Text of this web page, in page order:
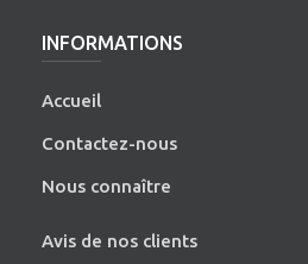
INFORMATIONS
Accueil
Contactez-nous
Nous connaître
Avis de nos clients